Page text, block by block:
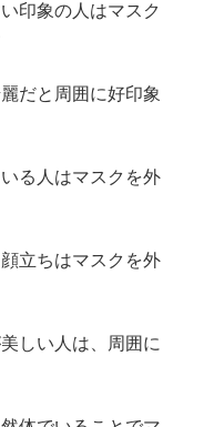
印象の人はマスク
だと周囲に好印象
る人はマスクを外
立ちはマスクを外
しい人は、周囲に